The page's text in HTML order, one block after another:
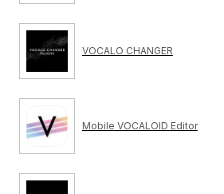
VOCALO CHANGER
Mobile VOCALOID Editor